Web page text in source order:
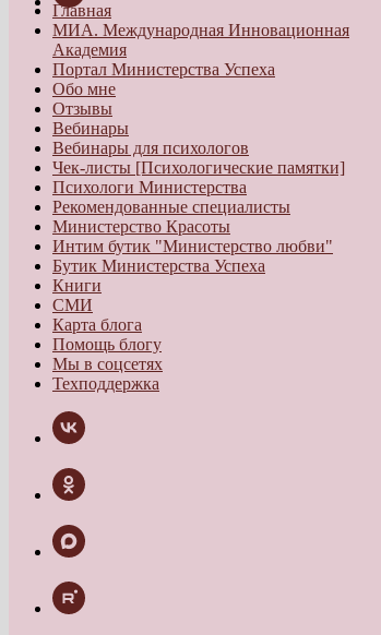
Главная
МИА. Международная Инновационная
Академия
Портал Министерства Успеха
Обо мне
Отзывы
Вебинары
Вебинары для психологов
Чек-листы [Психологические памятки]
Психологи Министерства
Рекомендованные специалисты
Министерство Красоты
Интим бутик "Министерство любви"
Бутик Министерства Успеха
Книги
СМИ
Карта блога
Помощь блогу
Мы в соцсетях
Техподдержка